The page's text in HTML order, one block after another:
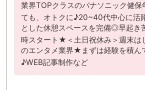
業界TOPクラスのパナソニック健保
ても、オトクに♪20~40代中心に活
とした休憩スペースを完備◎早起き
時スタート★＜土日祝休み＞週末は
のエンタメ業界★まずは経験を積ん
♪WEB記事制作など